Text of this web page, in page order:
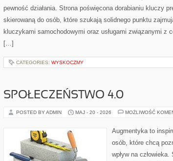
pewność działania. Strona poświęcona dorabianiu kluczy
skierowaną do osób, które szukają solidnego punktu
kluczykami samochodowymi oraz usługami związanymi z
[…]
CATEGORIES: WYSKOCZMY
SPOŁECZEŃSTWO 4.0
POSTED BY ADMIN MAJ - 20 - 2026 MOŻLIWOŚĆ
Augmentyka to
osób, które chcą
wpływ na